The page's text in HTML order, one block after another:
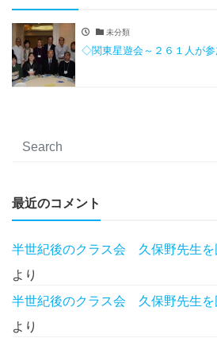
未分類
◇関東星遊会～２６１人が参
最近のコメント
半世紀後のクラス会 久保野先生を
より
半世紀後のクラス会 久保野先生を
より